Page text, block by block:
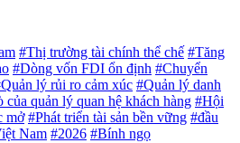
#Thị trường tài chính thể chế #Tăng
#Dòng vốn FDI ổn định #Chuyển
lý rủi ro cảm xúc #Quản lý danh
của quản lý quan hệ khách hàng #Hội
mở #Phát triển tài sản bền vững #đầu
Nam #2026 #Bính ngọ